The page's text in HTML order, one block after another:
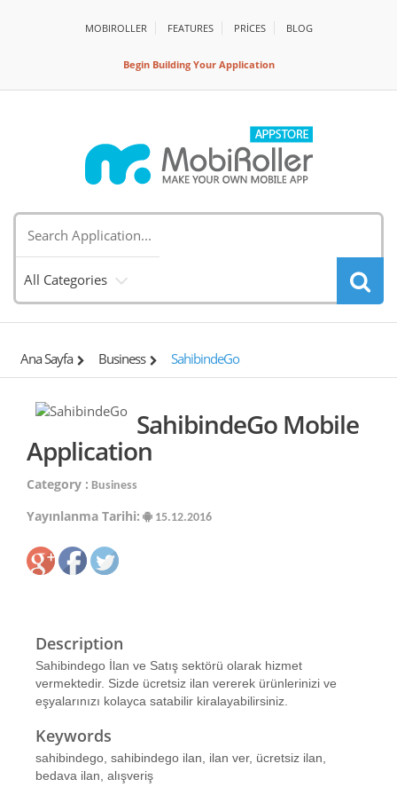
MOBIROLLER FEATURES PRİCES BLOG
Begin Building Your Application
All Categories
Ana Sayfa Business SahibindeGo
SahibindeGo Mobile
Application
Category : Business
Yayınlanma Tarihi: 15.12.2016
Description
Sahibindego İlan ve Satış sektörü olarak hizmet
vermektedir. Sizde ücretsiz ilan vererek ürünlerinizi ve
eşyalarınızı kolayca satabilir kiralayabilirsiniz.
Keywords
sahibindego, sahibindego ilan, ilan ver, ücretsiz ilan,
bedava ilan, alışveriş